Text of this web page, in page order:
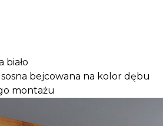
biało
sosna bejcowana na kolor dębu
montażu